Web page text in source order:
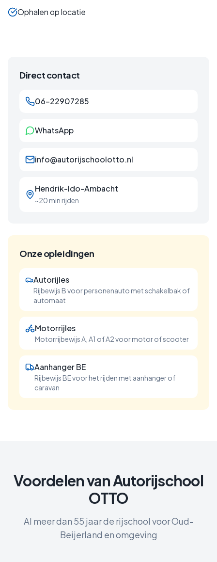
Ophalen op locatie
Direct contact
06-22907285
WhatsApp
info@autorijschoolotto.nl
Hendrik-Ido-Ambacht
~20 min rijden
Onze opleidingen
Autorijles
Rijbewijs B voor personenauto met schakelbak of
automaat
Motorrijles
Motorrijbewijs A, A1 of A2 voor motor of scooter
Aanhanger BE
Rijbewijs BE voor het rijden met aanhanger of
caravan
Voordelen van Autorijschool
OTTO
Al meer dan 55 jaar de rijschool voorOud-
Beijerland en omgeving